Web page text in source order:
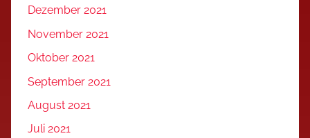
Dezember 2021
November 2021
Oktober 2021
September 2021
August 2021
Juli 2021